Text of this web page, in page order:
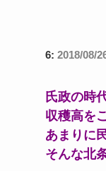
6: 2018/08/
氏政の時
収穫高を
あまりに
そんな北